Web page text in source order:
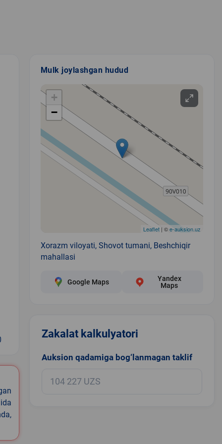
Mulk joylashgan hudud
+
−
Leaflet| ©e-auksion.uz
Xorazm viloyati, Shovot tumani, Beshchiqir
mahallasi
Google Maps
Yandex
Maps
Zakalat kalkulyatori
Auksion qadamiga bog‘lanmagan taklif